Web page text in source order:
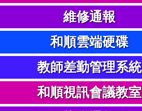
維修通報
和順雲端硬碟
教師差勤管理系統
和順視訊會議教室